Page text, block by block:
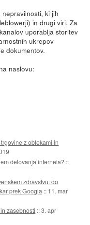
ki jih
in drugi viri. Za
uporablja storitev
ukrepov
dokumentov.
naslovu:
z oblekami in
delovanja interneta? ::
zdravstvu: do
prek Googla :: 11. mar
zasebnosti ::3. apr